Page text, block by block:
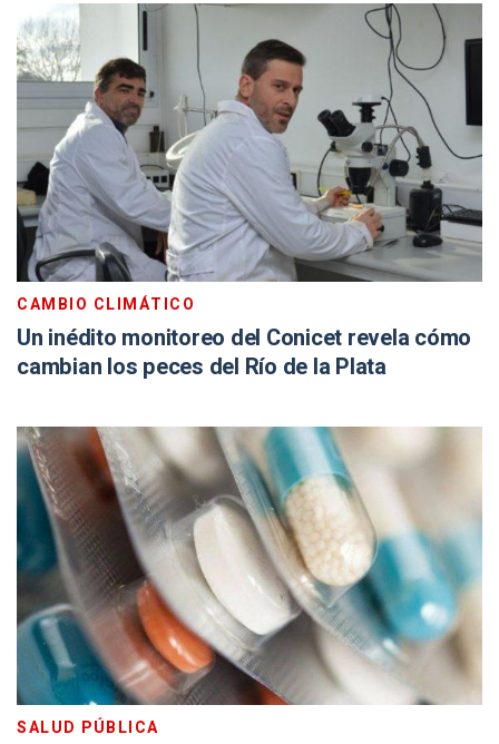
CAMBIO CLIMÁTICO
Un inédito monitoreo del Conicet revela cómo
cambian los peces del Río de la Plata
SALUD PÚBLICA